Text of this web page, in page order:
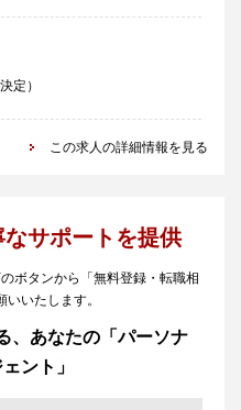
定）
この求人の詳細情報を見る
サポートを提供
ボタンから「無料登録・転職相
いたします。
、あなたの「パーソナ
ント」